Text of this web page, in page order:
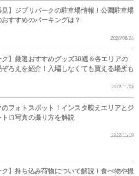
見】ジブリパークの駐車場情報！公園駐車場
すすめのパーキングは？
2026/06/24
ク】厳選おすすめグッズ30選＆各エリアの
ろえを紹介！入場しなくても買える場所も
2022/11/03
フォトスポット！インスタ映えエリアとジ
ロ写真の撮り方を解説
2022/11/19
ク】持ち込み荷物について解説！食べ物や撮